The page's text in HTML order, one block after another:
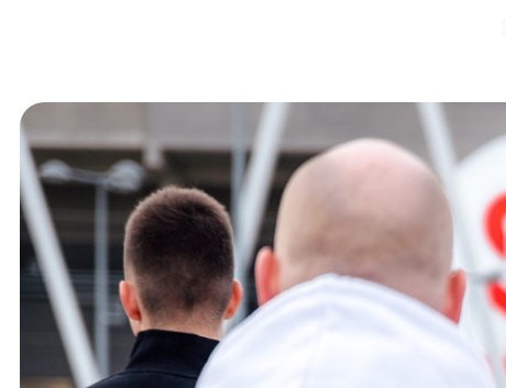
Sprawozdania
Ochrona dzieci
Catering